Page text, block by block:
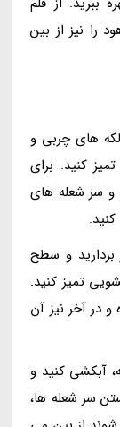
را نیز از بین
لکه های چربی و
کنید. برای
و سر شعله های
بردارید و سطح
تمیز کنید.
در آخر نیز آن
آبکشی کنید و
سر شعله ها،